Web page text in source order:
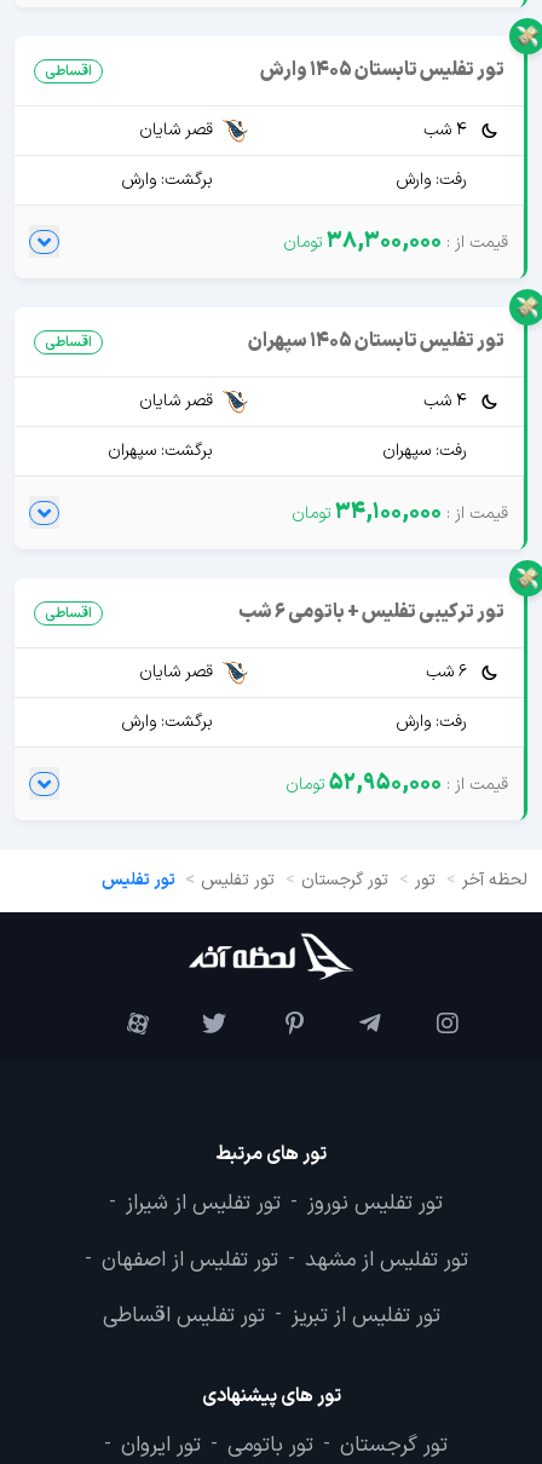
تور تفلیس تابستان 1405 وارش اقساطی
4 شب
قصر شایان
رفت: وارش
برگشت: وارش
38,300,000
تور تفلیس تابستان 1405 سپهران اقساطی
4 شب
قصر شایان
رفت: سپهران
برگشت: سپهران
34,100,000
تور ترکیبی تفلیس + باتومی 6 شب اقساطی
6 شب
قصر شایان
رفت: وارش
برگشت: وارش
52,950,000
لحظه آخر تور تور گرجستان تور تفلیس تور تفلیس
تور های مرتبط
تور تفلیس نوروز - تور تفلیس از شیراز -
تور تفلیس از مشهد - تور تفلیس از اصفهان -
تور تفلیس از تبریز - تور تفلیس اقساطی
تور های پیشنهادی
تور گرجستان - تور باتومی - تور ایروان -